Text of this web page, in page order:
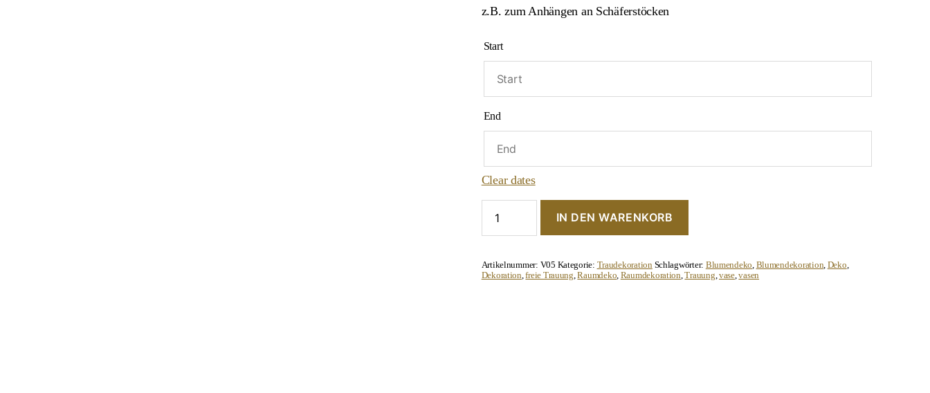
z.B. zum Anhängen an Schäferstöcken
Start
End
Clear dates
"Hängend"
IN DEN WARENKORB
Artikelnummer: V05 Kategorie: Traudekoration Schlagwörter: Blumendeko, Blumendekoration, Deko,
Dekoration,freie Trauung,Raumdeko, Raumdekoration,Trauung,vase,vasen